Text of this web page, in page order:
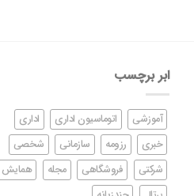
ابر برچسب
آموزشی اتوماسیون اداری
اداری
خبری
رزومه سازمانی
شخصی
شرکتی
فروشگاهی مجله
همایش